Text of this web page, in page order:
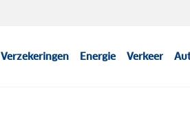
Verzekeringen Energie Verkeer